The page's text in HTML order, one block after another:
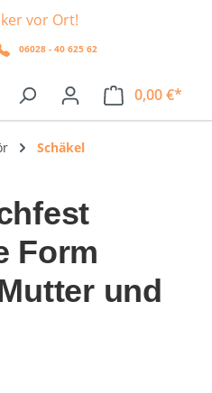
vor Ort!
06028 - 40 625 62
0,00 €*
Schäkel
Form
und